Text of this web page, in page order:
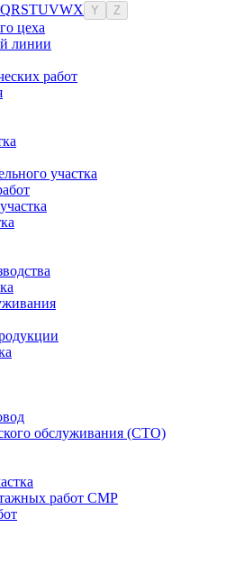
QRSTUVWX Y Z
цеха
линии
работ
участка
обслуживания (СТО)
работ СМР